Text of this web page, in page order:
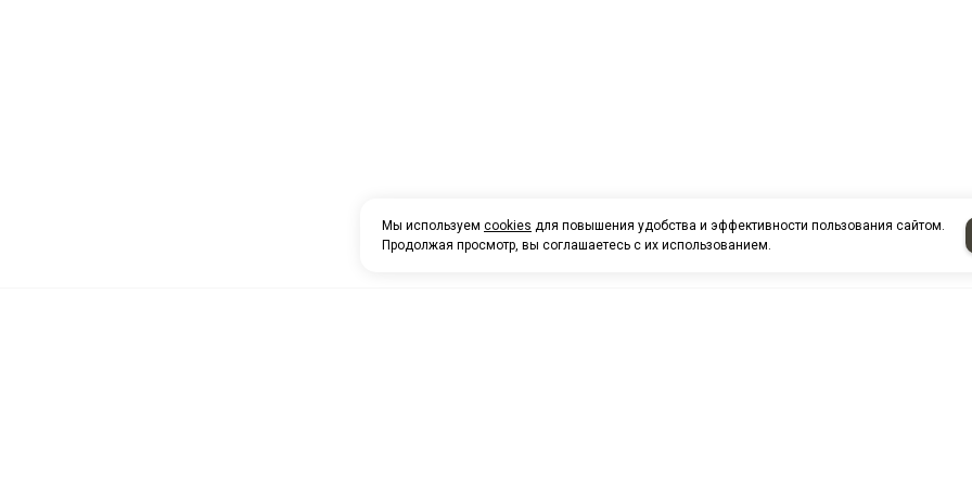
Мы используем cookies для повышения удобства и эффективности пользования сайтом.
Продолжая просмотр, вы соглашаетесь с их использованием.